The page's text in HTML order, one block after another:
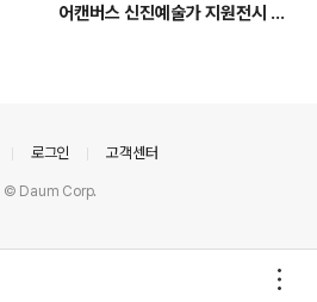
어캔버스 신진예술가 지원전시 공
로그인 고객센터
© Daum Corp.